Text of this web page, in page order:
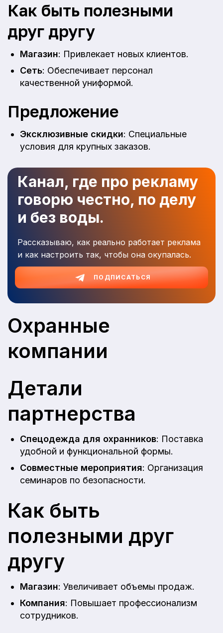
Как быть полезными
друг другу
Магазин: Привлекает новых клиентов.
Сеть: Обеспечивает персонал
качественной униформой.
Предложение
Эксклюзивные скидки: Специальные
условия для крупных заказов.
Канал, где про рекламу
говорю честно, по делу
и без воды.
Рассказываю, как реально работает реклама
и как настроить так, чтобы она окупалась.
ПОДПИСАТЬСЯ
Охранные
компании
Детали
партнерства
Спецодежда для охранников: Поставка
удобной и функциональной формы.
Совместные мероприятия: Организация
семинаров по безопасности.
Как быть
полезными друг
другу
Магазин: Увеличивает объемы продаж.
Компания: Повышает профессионализм
сотрудников.